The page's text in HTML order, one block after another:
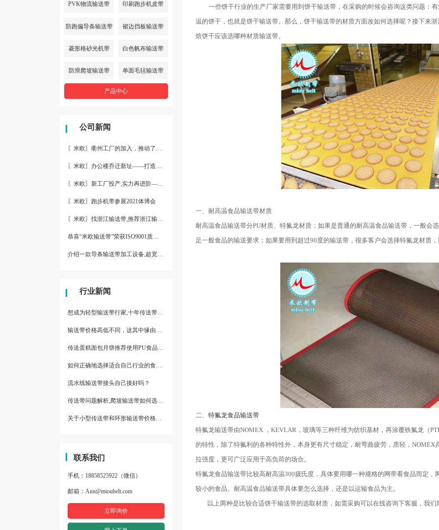
PVK物流输送带 印刷跑步机皮带
防跑偏导条输送带 裙边挡板输送带
菱形格砂光机带 白色帆布输送带
防滑爬坡输送带 单面毛毡输送带
产品中心
公司新闻
〖米欧〗衢州工厂的加入，推动了产能更节约了成本。
〖米欧〗办公楼乔迁新址——打造新起点 再著新篇章
〖米欧〗新工厂投产,实力再进阶—米欧带业衢州工厂投产并平稳运
〖米欧〗跑步机带参展2021体博会
〖米欧〗找浙江输送带,推荐浙江输送带生产厂家“米欧”
恭喜“米欧输送带”荣获ISO9001质量体系认证
介绍一款导条输送带加工设备,超宽输送带利器
行业新闻
想成为轻型输送带行家,十年传送带师傅教你三招
输送带价格高低不同，这其中缘由你清楚了吗
传送蛋糕面包月饼推荐使用PU食品级输送带
如何正确地选择适合自己行业的食品输送带
流水线输送带接头自己接好吗？
传送带问题解析,爬坡输送带如何选择,推荐一款防滑输送带
关于小型传送带和环形输送带价格，他们有什么区别点。
联系我们
手机：18858525922（微信）
邮箱：Ann@mioubelt.com
立即询价
一些饼干行业的生产厂家需要用到饼干输送带，在采购的时候会咨询这类问题：
温的饼干，也就是饼干输送带。那么，饼干输送带的材质方面改如何选择呢？接下来
焙饼干应该选哪种材质输送带。
一、耐高温食品输送带材质
耐高温食品输送带分PU材质、特氟龙材质；如果是普通的耐高温食品输送带，一般会
足一般食品的输送要求；如果要用到超过90度的输送带，很多客户会选择特氟龙材质
二、 特氟龙食品输送带
特氟龙输送带由NOMEX ，KEVLAR，玻璃等三种纤维为纺织基材，再涂覆铁氟龙（
的特性，除了特氟利的各种特性外，本身更有尺寸稳定，耐弯曲疲劳，质轻，
拉强度，更可广泛应用于高负荷的场合。
特氟龙食品输送带比较高耐高温300摄氏度，具体要用哪一种规格的网带看食品而定
较小的食品。耐高温食品输送带具体要怎么选择，还是以运输食品为主。
以上两种是比较合适饼干输送带的选取材质，如需采购可以在线咨询下客服，我们